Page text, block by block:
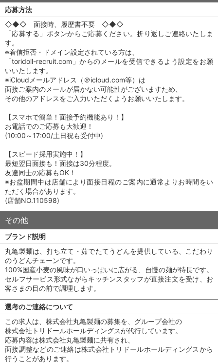
応募方法
◇◆◇ 面接時、履歴書不要 ◇◆◇
「応募する」ボタンからご応募ください。折り返しご連絡いたしま
す。
※着信拒否・ドメイン設定されている方は、
「toridoll-recruit.com」からのメールを受信できるよう設定をお願
いいたします。
※iCloudメールアドレス（＠icloud.com等）は
面接ご案内のメールが届かない可能性がございますため、
その他のアドレスをご入力いただくようお願いいたします。
【スマホで簡単！面接予約機能あり！】
お電話でのご応募も大歓迎！
(10:00～17:00/土日祝も受付中)
【スピード採用実施中！】
最短翌日面接も！面接は30分程度。
友達同士の応募もOK！
※お盆期間中は店舗により面接日程のご案内に通常よりお時間をい
ただく場合があります。
(店舗NO.110598)
その他
ブランド説明
丸亀製麺は、打ち立て・茹でたてうどんを提供している、こだわり
のうどんチェーンです。
100%国産小麦の風味が口いっぱいに広がる、自慢の麺が特長です。
セルフサービス形式ながらキッチンスタッフが直接注文を受け、お
客さまの目の前で調理します。
選考のご連絡について
この求人は、株式会社丸亀製麺の募集を、グループ会社の
株式会社トリドールホールディングスが代行しています。
応募内容は株式会社丸亀製麺に共有され、
面接調整などのご連絡は株式会社トリドールホールディングスから
行うことがあります。